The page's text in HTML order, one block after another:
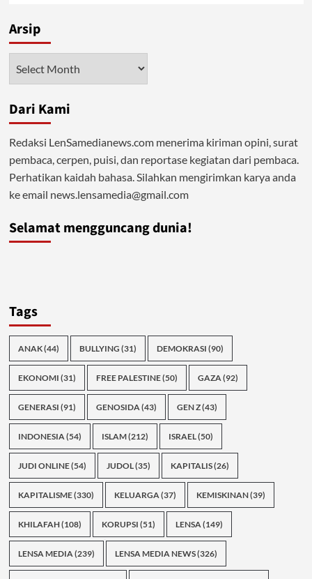
Arsip
Dari Kami
Redaksi LenSamedianews.com menerima kiriman opini, surat
pembaca, cerpen, puisi, dan reportase kegiatan dari pembaca.
Perhatikan kaidah bahasa. Silahkan mengirimkan karya anda
ke email news.lensamedia@gmail.com
Selamat mengguncang dunia!
Tags
ANAK(44) BULLYING (31) DEMOKRASI (90)
EKONOMI (31) FREE PALESTINE(50) GAZA(92)
GENERASI (91) GENOSIDA(43) GEN Z(43)
INDONESIA(54) ISLAM(212) ISRAEL(50)
JUDI ONLINE(54) JUDOL(35) KAPITALIS(26)
KAPITALISME(330) KELUARGA(37) KEMISKINAN(39)
KHILAFAH(108) KORUPSI (51) LENSA(149)
LENSA MEDIA(239) LENSA MEDIA NEWS(326)